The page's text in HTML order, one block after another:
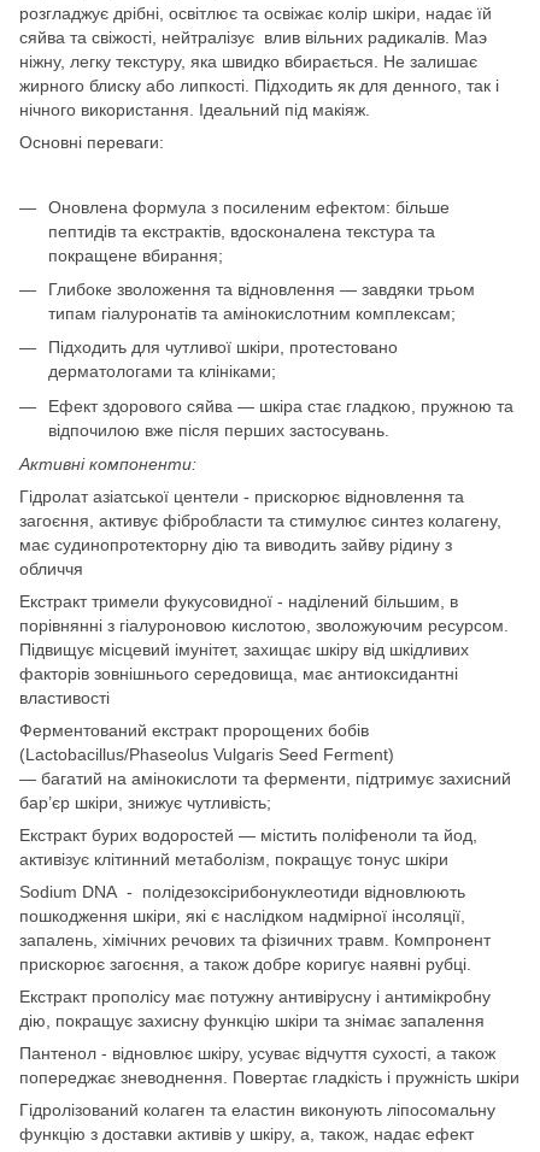
розгладжує дрібні, освітлює та освіжає колір шкіри, надає їй
сяйва та свіжості, нейтралізує влив вільних радикалів. Маэ
ніжну, легку текстуру, яка швидко вбирається. Не залишає
жирного блиску або липкості. Підходить як для денного, так і
нічного використання. Ідеальний під макіяж.
Основні переваги:
Оновлена формула з посиленим ефектом: більше
пептидів та екстрактів, вдосконалена текстура та
покращене вбирання;
Глибоке зволоження та відновлення — завдяки трьом
типам гіалуронатів та амінокислотним комплексам;
Підходить для чутливої шкіри, протестовано
дерматологами та клініками;
Ефект здорового сяйва — шкіра стає гладкою, пружною та
відпочилою вже після перших застосувань.
Активні компоненти:
Гідролат азіатської центели - прискорює відновлення та
загоєння, активує фібробласти та стимулює синтез колагену,
має судинопротекторну дію та виводить зайву рідину з
обличчя
Екстракт тримели фукусовидної - наділений більшим, в
порівнянні з гіалуроновою кислотою, зволожуючим ресурсом.
Підвищує місцевий імунітет, захищає шкіру від шкідливих
факторів зовнішнього середовища, має антиоксидантні
властивості
Ферментований екстракт пророщених бобів
(Lactobacillus/Phaseolus Vulgaris Seed Ferment)
— багатий на амінокислоти та ферменти, підтримує захисний
бар’єр шкіри, знижує чутливість;
Екстракт бурих водоростей — містить поліфеноли та йод,
активізує клітинний метаболізм, покращує тонус шкіри
Sodium DNA - полідезоксірибонуклеотиди відновлюють
пошкодження шкіри, які є наслідком надмірної інсоляції,
запалень, хімічних речових та фізичних травм. Компронент
прискорює загоєння, а також добре коригує наявні рубці.
Екстракт прополісу має потужну антивірусну і антимікробну
дію, покращує захисну функцію шкіри та знімає запалення
Пантенол - відновлює шкіру, усуває відчуття сухості, а також
попереджає зневоднення. Повертає гладкість і пружність шкіри
Гідролізований колаген та еластин виконують ліпосомальну
функцію з доставки активів у шкіру, а, також, надає ефект